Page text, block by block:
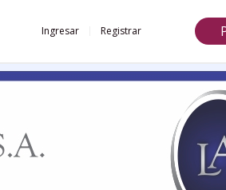
Ingresar Registrar